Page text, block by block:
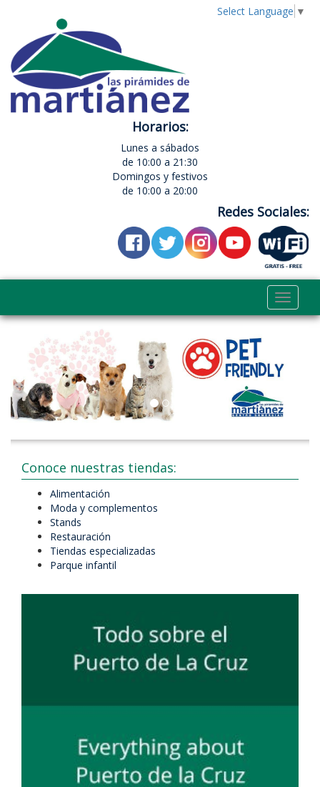
Select Language ▼
Horarios:
Lunes a sábados
de 10:00 a 21:30
Domingos y festivos
de 10:00 a 20:00
Redes Sociales:
Toggle
Conoce nuestras tiendas:
Alimentación
Moda y complementos
Stands
Restauración
Tiendas especializadas
Parque infantil